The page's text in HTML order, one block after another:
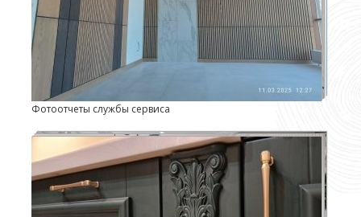
Фотоотчеты службы сервиса